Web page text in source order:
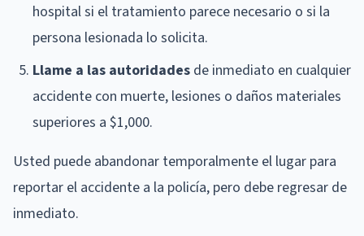
hospital si el tratamiento parece necesario o si la
persona lesionada lo solicita.
Llame a las autoridades de inmediato en cualquier
accidente con muerte, lesiones o daños materiales
superiores a $1,000.
Usted puede abandonar temporalmente el lugar para
reportar el accidente a la policía, pero debe regresar de
inmediato.